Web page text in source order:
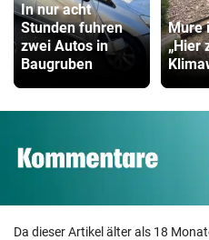
In nur acht
Stunden fuhren
zwei Autos in
Baugruben
Mure
„Hier
Da dieser Artikel älter als 18